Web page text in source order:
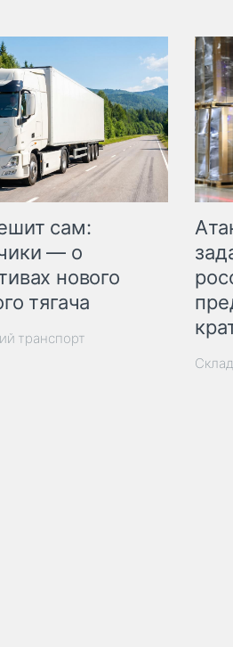
сам:
— о
нового
тягача
транспорт